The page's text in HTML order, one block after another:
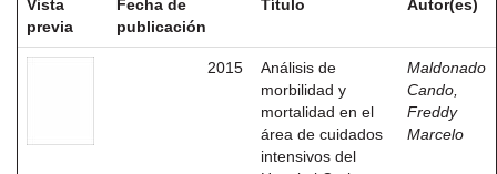
Vista
previa
Fecha de
publicación
Título Autor(es)
2015
Análisis de
morbilidad y
mortalidad en el
área de cuidados
intensivos del
Maldonado
Cando,
Freddy
Marcelo